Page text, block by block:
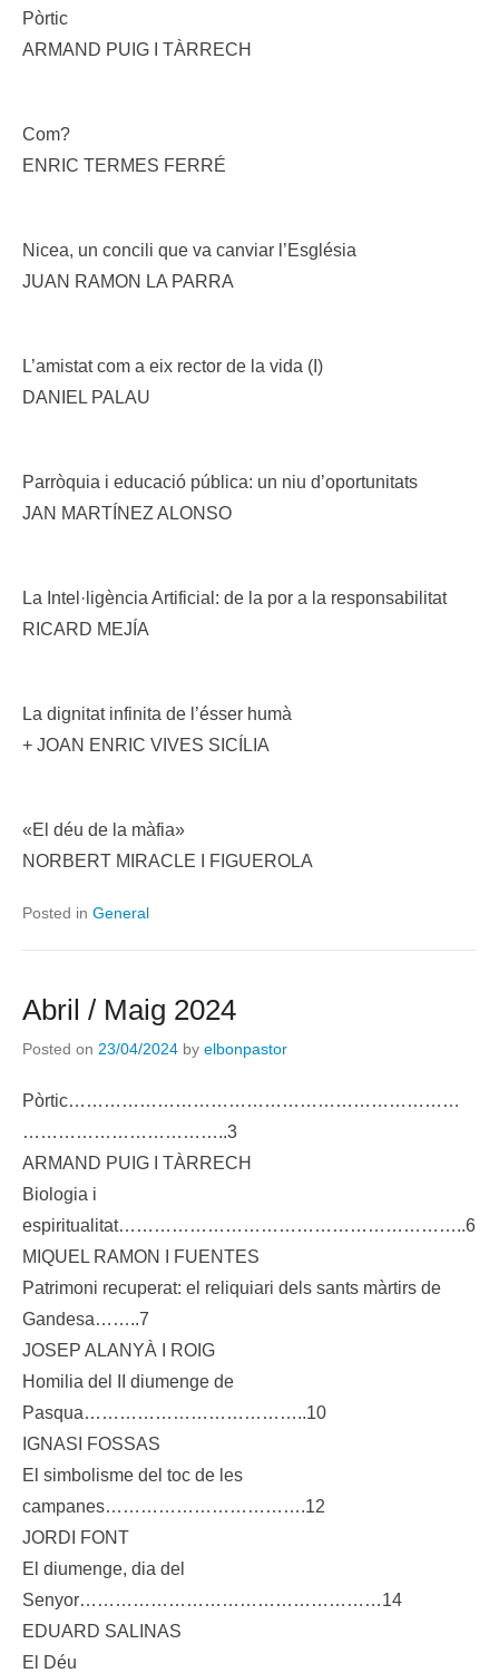
Pòrtic
ARMAND PUIG I TÀRRECH
Com?
ENRIC TERMES FERRÉ
Nicea, un concili que va canviar l’Església
JUAN RAMON LA PARRA
L’amistat com a eix rector de la vida (I)
DANIEL PALAU
Parròquia i educació pública: un niu d’oportunitats
JAN MARTÍNEZ ALONSO
La Intel·ligència Artificial: de la por a la responsabilitat
RICARD MEJÍA
La dignitat infinita de l’ésser humà
+ JOAN ENRIC VIVES SICÍLIA
«El déu de la màfia»
NORBERT MIRACLE I FIGUEROLA
Posted in General
Abril / Maig 2024
Posted on 23/04/2024 by elbonpastor
Pòrtic…………………………………………………………
……………………………..3
ARMAND PUIG I TÀRRECH
Biologia i
espiritualitat…………………………………………………..6
MIQUEL RAMON I FUENTES
Patrimoni recuperat: el reliquiari dels sants màrtirs de
Gandesa……..7
JOSEP ALANYÀ I ROIG
Homilia del II diumenge de
Pasqua………………………………..10
IGNASI FOSSAS
El simbolisme del toc de les
campanes…………………………….12
JORDI FONT
El diumenge, dia del
Senyor……………………………………………14
EDUARD SALINAS
El Déu